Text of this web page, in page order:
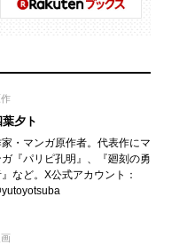
葉夕ト
・マンガ原作者。代表作にマ
ガ『パリピ孔明』、『廻刻の勇
など。X公式アカウント：